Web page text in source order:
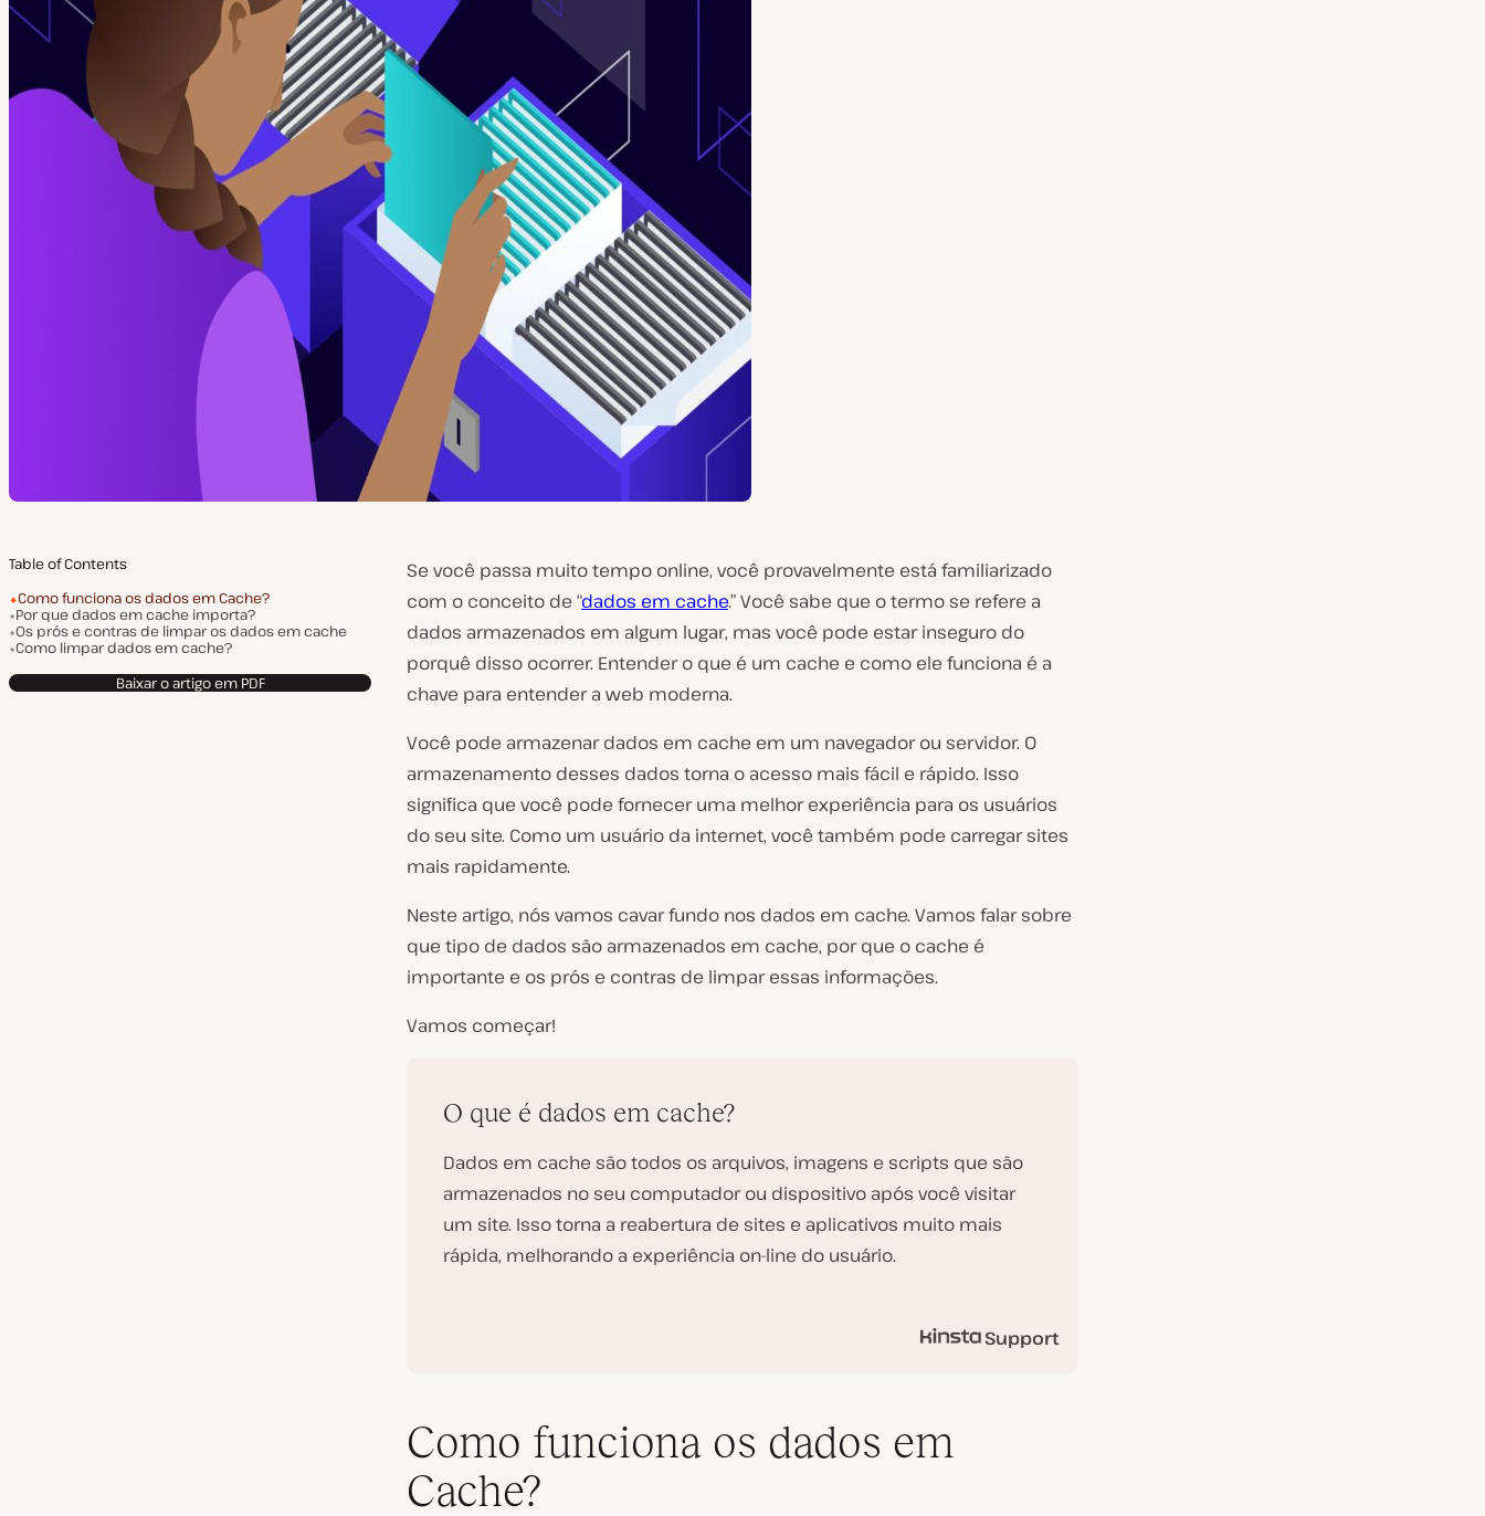
Table of Contents
Como funciona os dados em Cache?
Por que dados em cache importa?
Os prós e contras de limpar os dados em cache
Como limpar dados em cache?
Baixar o artigo em PDF
Se você passa muito tempo online, você provavelmente está familiarizado
com o conceito de “dados em cache.” Você sabe que o termo se refere a
dados armazenados em algum lugar, mas você pode estar inseguro do
porquê disso ocorrer. Entender o que é um cache e como ele funciona é a
chave para entender a web moderna.
Você pode armazenar dados em cache em um navegador ou servidor. O
armazenamento desses dados torna o acesso mais fácil e rápido. Isso
significa que você pode fornecer uma melhor experiência para os usuários
do seu site. Como um usuário da internet, você também pode carregar sites
mais rapidamente.
Neste artigo, nós vamos cavar fundo nos dados em cache. Vamos falar sobre
que tipo de dados são armazenados em cache, por que o cache é
importante e os prós e contras de limpar essas informações.
Vamos começar!
O que é dados em cache?
Dados em cache são todos os arquivos, imagens e scripts que são
armazenados no seu computador ou dispositivo após você visitar
um site. Isso torna a reabertura de sites e aplicativos muito mais
rápida, melhorando a experiência on-line do usuário.
Support
Como funciona os dados em
Cache?